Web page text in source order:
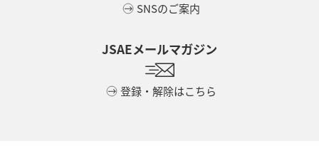
SNSのご案内
JSAEメールマガジン
登録・解除はこちら